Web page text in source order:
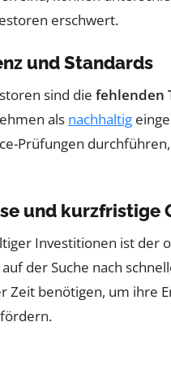
erschwert.
und Standards
sind die fehlenden
als nachhaltig
Prüfungen
und kurzfristige
Investitionen ist
der Suche nach
Zeit benötigen, um ihre